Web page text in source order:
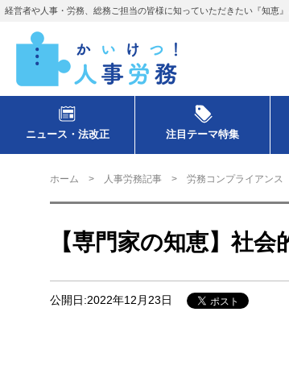
経営者や人事・労務、総務ご担当の皆様に知っていただきたい『知恵
ニュース・法改正 注目テーマ特集
ホーム 人事労務記事 労務コンプライアンス
【専門家の知恵】社
公開日:2022年12月23日